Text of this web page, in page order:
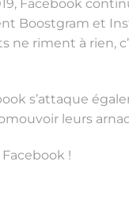
Facebook
Boostgram et
ne riment à rien,
s’attaque
leurs
!